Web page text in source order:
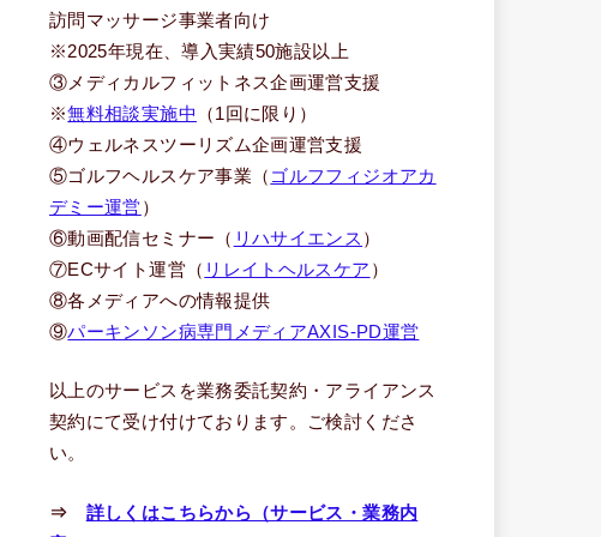
訪問マッサージ事業者向け
※2025年現在、導入実績50施設以上
③メディカルフィットネス企画運営支援
※無料相談実施中
（1回に限り）
④ウェルネスツーリズム企画運営支援
⑤ゴルフヘルスケア事業（ ゴルフフィジオアカ
デミー運営）
⑥動画配信セミナー（ リハサイエンス ）
⑦ECサイト運営（ リレイトヘルスケア ）
⑧各メディアへの情報提供
⑨パーキンソン病専門メディアAXIS-PD運営
以上のサービスを業務委託契約・アライアンス
契約にて受け付けております。ご検討くださ
い。
⇒ 詳しくはこちらから（サービス・業務内